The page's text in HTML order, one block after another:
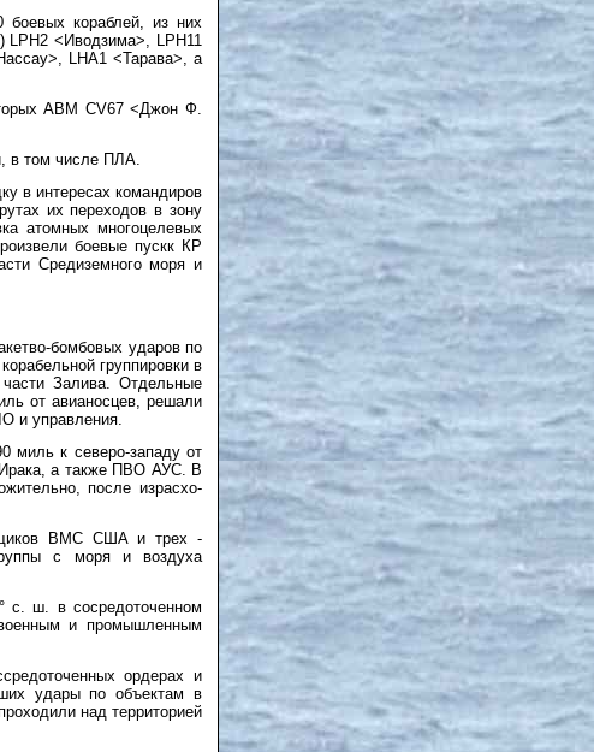
боевых кораблей, из них
LPH2 <Иводзима>, LPH11
LHA1 <Тарава>, а
АВМ CV67 <Джон Ф.
в том числе ПЛА.
в интересах командиров
их переходов в зону
атомных многоцелевых
боевые пускк КР
Средиземного моря и
бомбовых ударов по
группировки в
части Залива. Отдельные
от авианосцев, решали
и управления.
миль к северо-западу от
Ирака, а также ПВО АУС. В
после израсхо-
ВМС США и трех -
с моря и воздуха
с. ш. в сосредоточенном
и промышленным
ордерах и
удары по объектам в
над территорией